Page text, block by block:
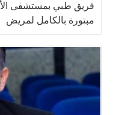
فريق طبي بمستشفى
مبتورة بالكامل لمريض